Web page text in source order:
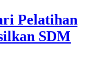
Pelatihan
SDM